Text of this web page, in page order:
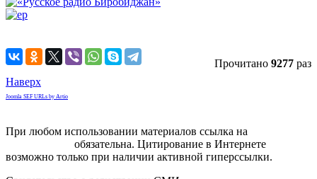
Прочитано 9277 раз
Наверх
Joomla SEF URLs by Artio
При любом использовании материалов ссылка на
обязательна. Цитирование в Интернете
возможно только при наличии активной гиперссылки.